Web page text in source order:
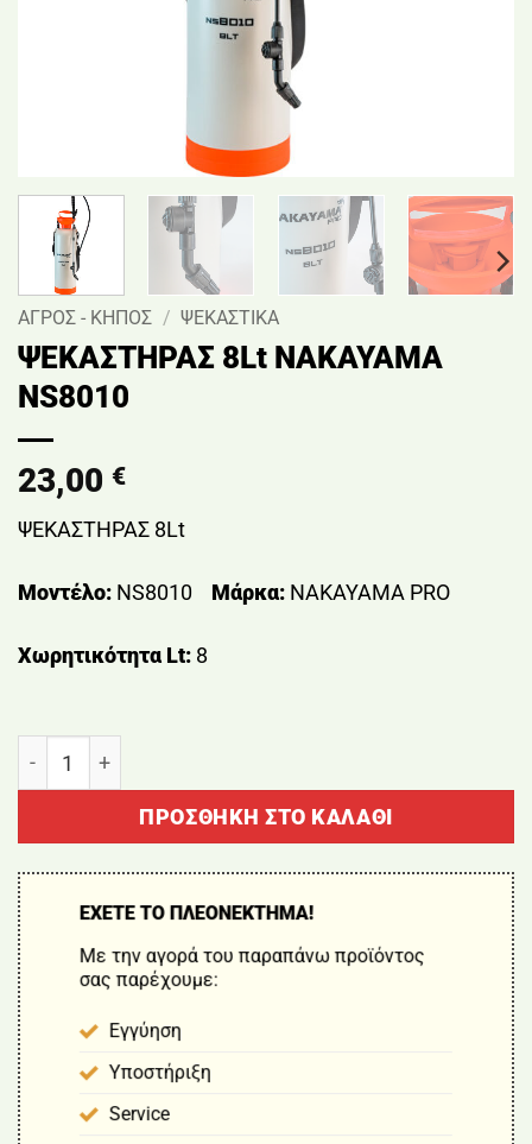
ΑΓΡΟΣ - ΚΗΠΟΣ / ΨΕΚΑΣΤΙΚΑ
ΨΕΚΑΣΤΗΡΑΣ 8Lt NAKAYAMA
NS8010
23,00 €
ΨΕΚΑΣΤΗΡΑΣ 8Lt
Μοντέλο: NS8010 Μάρκα: NAKAYAMA PRO
Χωρητικότητα Lt: 8
ΠΡΟΣΘΉΚΗ ΣΤΟ ΚΑΛΆΘΙ
ΕΧΕΤΕ ΤΟ ΠΛΕΟΝΕΚΤΗΜΑ!
Με την αγορά του παραπάνω προϊόντος
σας παρέχουμε:
Εγγύηση
Υποστήριξη
Service